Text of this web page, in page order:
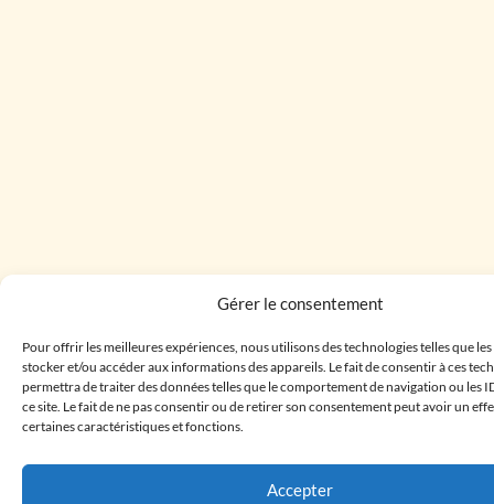
Gérer le consentement
Pour offrir les meilleures expériences, nous utilisons des technologies telles que
stocker et/ou accéder aux informations des appareils. Le fait de consentir à ces
permettra de traiter des données telles que le comportement de navigation ou les
ce site. Le fait de ne pas consentir ou de retirer son consentement peut avoir un
certaines caractéristiques et fonctions.
Accepter